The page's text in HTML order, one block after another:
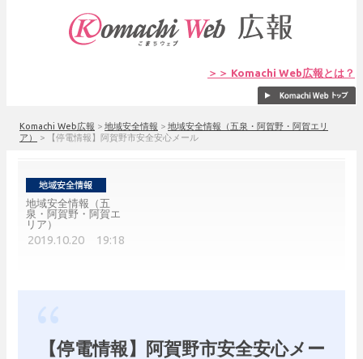
＞＞ Komachi Web広報とは？
Komachi Web広報 > 地域安全情報 > 地域安全情報（五泉・阿賀野・阿賀エリ
ア）
> 【停電情報】阿賀野市安全安心メール
地域安全情報（五
泉・阿賀野・阿賀エ
リア）
2019.10.20 19:18
【停電情報】阿賀野市安全安心メー